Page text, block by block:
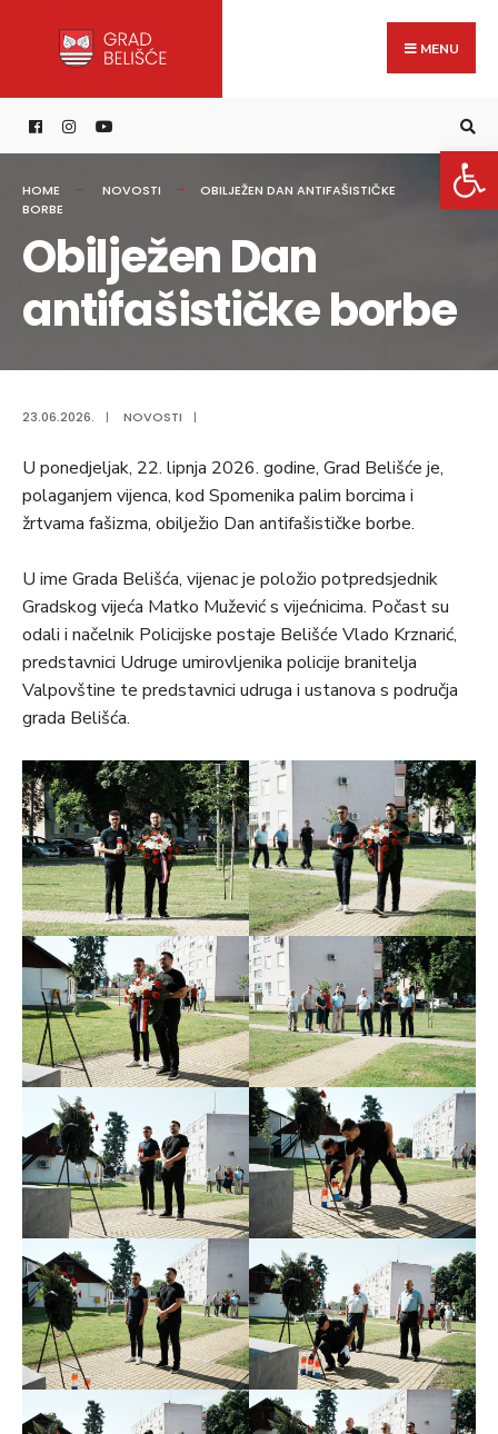
content
MENU
HOME NOVOSTI
OBILJEŽEN DAN ANTIFAŠISTIČKE
BORBE
Obilježen Dan
antifašističke borbe
23.06.2026. | NOVOSTI |
U ponedjeljak, 22. lipnja 2026. godine, Grad Belišće je,
polaganjem vijenca, kod Spomenika palim borcima i
žrtvama fašizma, obilježio Dan antifašističke borbe.
U ime Grada Belišća, vijenac je položio potpredsjednik
Gradskog vijeća Matko Mužević s vijećnicima. Počast su
odali i načelnik Policijske postaje Belišće Vlado Krznarić,
predstavnici Udruge umirovljenika policije branitelja
Valpovštine te predstavnici udruga i ustanova s područja
grada Belišća.
for: